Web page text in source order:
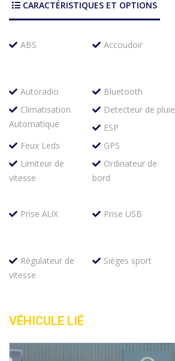
CARACTÉRISTIQUES ET OPTIONS
ABS Accoudoir
Autoradio
Bluetooth
Climatisation
Automatique
Detecteur de pluie
ESP
Feux Leds
GPS
Limiteur de
vitesse
Ordinateur de
bord
Prise AUX
Prise USB
Régulateur de
vitesse
Sièges sport
VÉHICULE LIÉ